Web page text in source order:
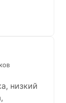
низкий